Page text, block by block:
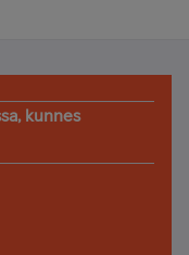
kunnes